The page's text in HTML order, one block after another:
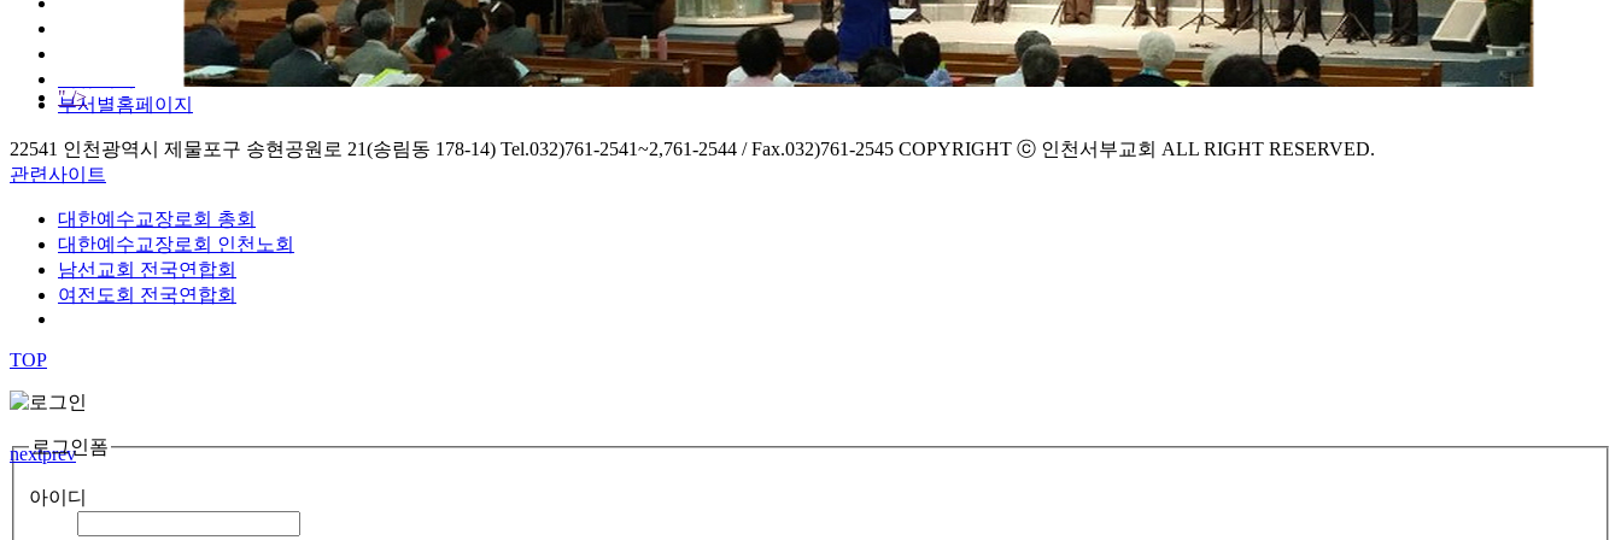
" />
nextprev
부서별홈페이지
22541 인천광역시 제물포구 송현공원로 21(송림동 178-14) Tel.032)761-2541~2,761-2544 / Fax.032)761-2545 COPYRIGHT ⓒ 인천서부교회 ALL RIGHT RESERVED.
관련사이트
대한예수교장로회 총회
대한예수교장로회 인천노회
남선교회 전국연합회
여전도회 전국연합회
TOP
로그인폼
아이디